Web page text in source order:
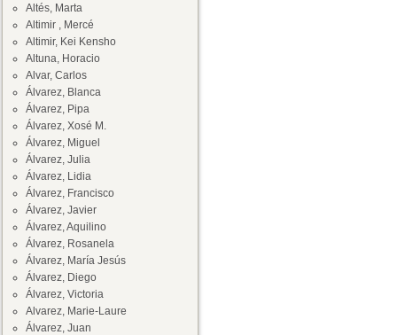
Altés, Marta
Altimir , Mercé
Altimir, Kei Kensho
Altuna, Horacio
Alvar, Carlos
Álvarez, Blanca
Álvarez, Pipa
Álvarez, Xosé M.
Álvarez, Miguel
Álvarez, Julia
Álvarez, Lidia
Álvarez, Francisco
Álvarez, Javier
Álvarez, Aquilino
Álvarez, Rosanela
Álvarez, María Jesús
Álvarez, Diego
Álvarez, Victoria
Alvarez, Marie-Laure
Álvarez, Juan